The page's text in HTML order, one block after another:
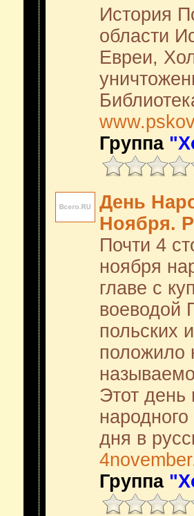
История
области
Евреи,
Группа
День
Ноября.
Почти 4
ноября
главе с
воеводой
польских
положило
Этот
народного
дня в
Группа